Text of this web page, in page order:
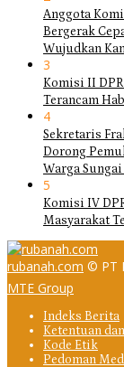
Anggota
Bergerak
Wujudkan
3
Komisi II
Terancam
4
Sekretaris
Dorong
Warga
5
Komisi IV
Masyarakat
rubanah.com © PT
MTE Group
Indeks Berita
Ketentuan
Kode Etik
Pedoman